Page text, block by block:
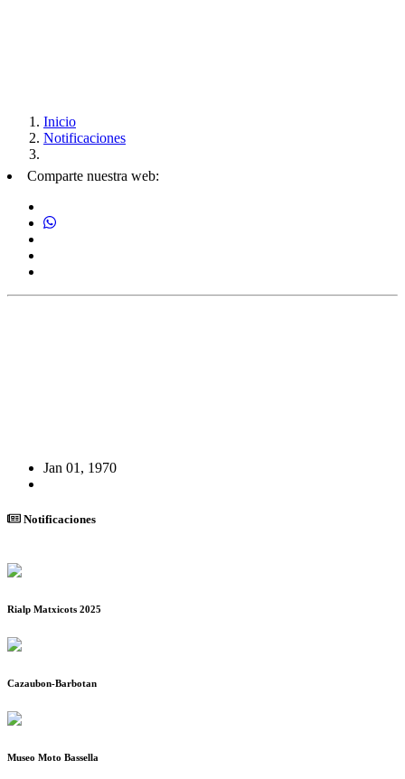
Inicio
Notificaciones
Comparte nuestra web:
Jan 01, 1970
Notificaciones
Rialp Matxicots 2025
Cazaubon-Barbotan
Museo Moto Bassella